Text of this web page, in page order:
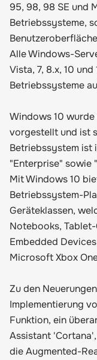
95, 98, 98 SE und
Betriebssysteme,
Alle Windows-
Vista, 7, 8.x, 10
Betriebssysteme
Windows 10
vorgestellt und ist
Betriebssystem ist
"Enterprise" sowie
Mit Windows 10
Betriebssystem-
Geräteklassen,
Notebooks,
Embedded
Microsoft Xbox
Zu den
Implementierung
Funktion, ein
Assistant
die Augmented-